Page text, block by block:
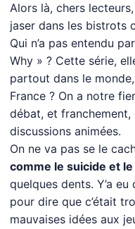
Alors là, chers
jaser dans les bistrots
Qui n’a pas entendu
Why » ? Cette série,
partout dans le
France ? On a notre
débat, et
discussions animées.
On ne va pas se le
comme le suicide et
quelques dents. Y’a
pour dire que c’était
mauvaises idées aux